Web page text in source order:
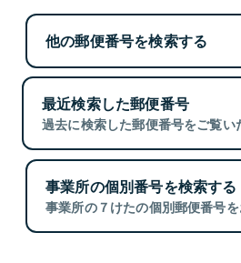
他の郵便番号を検索する
最近検索した郵便番号
過去に検索した郵便番号をご覧い
事業所の個別番号を検索する
事業所の７けたの個別郵便番号を